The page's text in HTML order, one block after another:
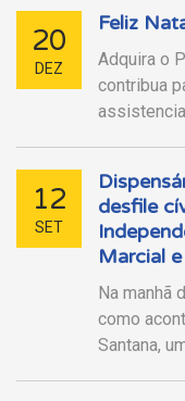
20
DEZ
Feliz
Adquira o
contribua
12
SET
desfile
Marcial
Na manhã
como
Santana,